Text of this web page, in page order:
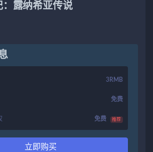
：露纳希亚传说
3RMB
免费
免费 推荐
立即购买